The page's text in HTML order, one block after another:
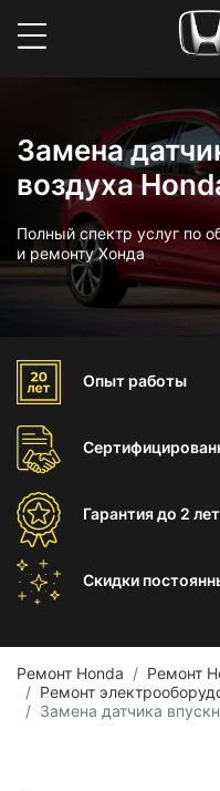
Замена
воздуха
Полный спектр услуг по
и ремонту Хонда
Опыт работы
Гарантиядо 2 лет
Скидки
Ремонт Honda
Ремонт
Ремонт
Замена датчика